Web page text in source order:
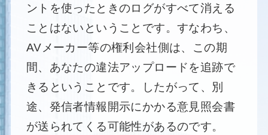
ントを使ったときのログがすべて消える
ことはないということです。すなわち、
AVメーカー等の権利会社側は、この期
間、あなたの違法アップロードを追跡で
きるということです。したがって、別
途、発信者情報開示にかかる意見照会書
が送られてくる可能性があるのです。